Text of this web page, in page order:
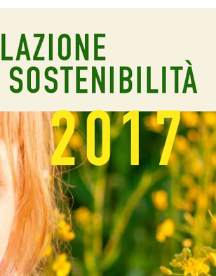
08 giugno 2026
Raccolta di Desenzano - via Giotto:
per lavori